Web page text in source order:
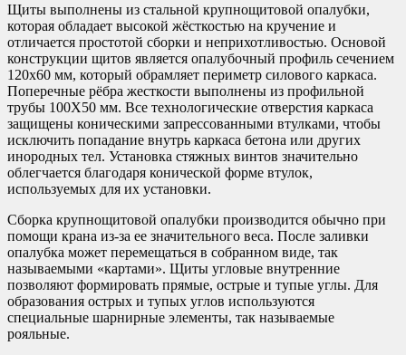
Щиты выполнены из стальной крупнощитовой опалубки,
которая обладает высокой жёсткостью на кручение и
отличается простотой сборки и неприхотливостью. Основой
конструкции щитов является опалубочный профиль сечением
120х60 мм, который обрамляет периметр силового каркаса.
Поперечные рёбра жесткости выполнены из профильной
трубы 100Х50 мм. Все технологические отверстия каркаса
защищены коническими запрессованными втулками, чтобы
исключить попадание внутрь каркаса бетона или других
инородных тел. Установка стяжных винтов значительно
облегчается благодаря конической форме втулок,
используемых для их установки.
Сборка крупнощитовой опалубки производится обычно при
помощи крана из-за ее значительного веса. После заливки
опалубка может перемещаться в собранном виде, так
называемыми «картами». Щиты угловые внутренние
позволяют формировать прямые, острые и тупые углы. Для
образования острых и тупых углов используются
специальные шарнирные элементы, так называемые
рояльные.